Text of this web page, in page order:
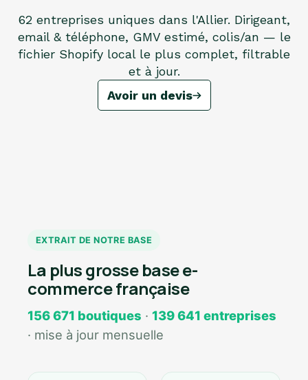
62 entreprises uniques dans l'Allier. Dirigeant,
email & téléphone, GMV estimé, colis/an — le
fichier Shopify local le plus complet, filtrable
et à jour.
Avoir un devis
EXTRAIT DE NOTRE BASE
La plus grosse base e-
commerce française
156 671 boutiques · 139 641 entreprises
· mise à jour mensuelle